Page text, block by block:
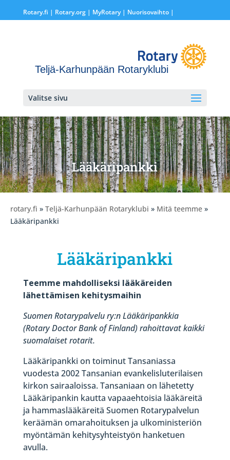
Rotary.fi | Rotary.org| MyRotary | Nuorisovaihto|
Teljä-Karhunpään Rotaryklubi
Valitse sivu
Lääkäripankki
rotary.fi » Teljä-Karhunpään Rotaryklubi » Mitä teemme »
Lääkäripankki
Lääkäripankki
Teemme mahdolliseksi lääkäreiden
lähettämisen kehitysmaihin
Suomen Rotarypalvelu ry:n Lääkäripankkia
(Rotary Doctor Bank of Finland) rahoittavat kaikki
suomalaiset rotarit.
Lääkäripankki on toiminut Tansaniassa
vuodesta 2002 Tansanian evankelisluterilaisen
kirkon sairaaloissa. Tansaniaan on lähetetty
Lääkäripankin kautta vapaaehtoisia lääkäreitä
ja hammaslääkäreitä Suomen Rotarypalvelun
keräämän omarahoituksen ja ulkoministeriön
myöntämän kehitysyhteistyön hanketuen
avulla.